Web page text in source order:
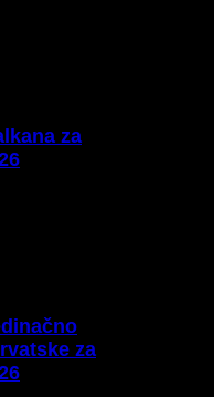
za
za